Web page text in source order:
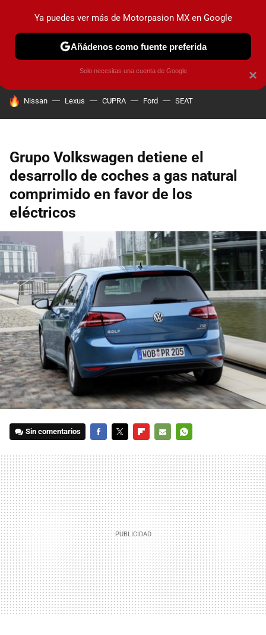
PRUEBAS INDUSTRIA HOY NO CIRCULA
HOY SE HABLA DE
Nissan Lexus CUPRA Ford SEAT
Grupo Volkswagen detiene el
desarrollo de coches a gas natural
comprimido en favor de los
eléctricos
Sin comentarios
MAIL
×
Ya puedes ver más de Motorpasion MX en Google
Añádenos como fuente preferida
Solo necesitas una cuenta de Google